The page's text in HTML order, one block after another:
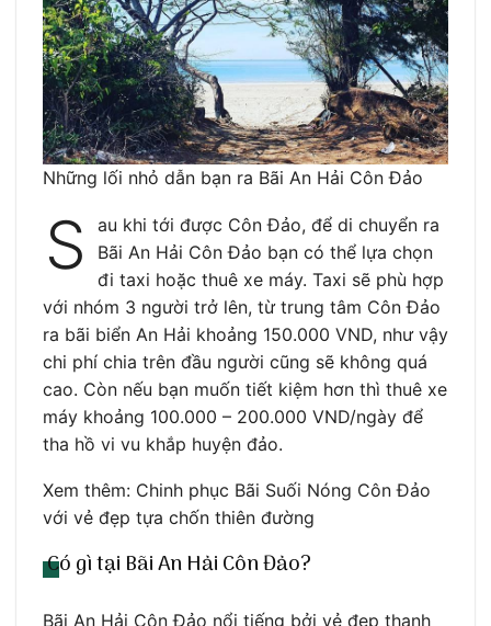
Những lối nhỏ dẫn bạn ra Bãi An Hải Côn Đảo
S
au khi tới được Côn Đảo, để di chuyển ra
Bãi An Hải Côn Đảo bạn có thể lựa chọn
đi taxi hoặc thuê xe máy. Taxi sẽ phù hợp
với nhóm 3 người trở lên, từ trung tâm Côn Đảo
ra bãi biển An Hải khoảng 150.000 VND, như vậy
chi phí chia trên đầu người cũng sẽ không quá
cao. Còn nếu bạn muốn tiết kiệm hơn thì thuê xe
máy khoảng 100.000 – 200.000 VND/ngày để
tha hồ vi vu khắp huyện đảo.
Xem thêm: Chinh phục Bãi Suối Nóng Côn Đảo
với vẻ đẹp tựa chốn thiên đường
Có gì tại Bãi An Hải Côn Đảo?
Bãi An Hải Côn Đảo nổi tiếng bởi vẻ đẹp thanh